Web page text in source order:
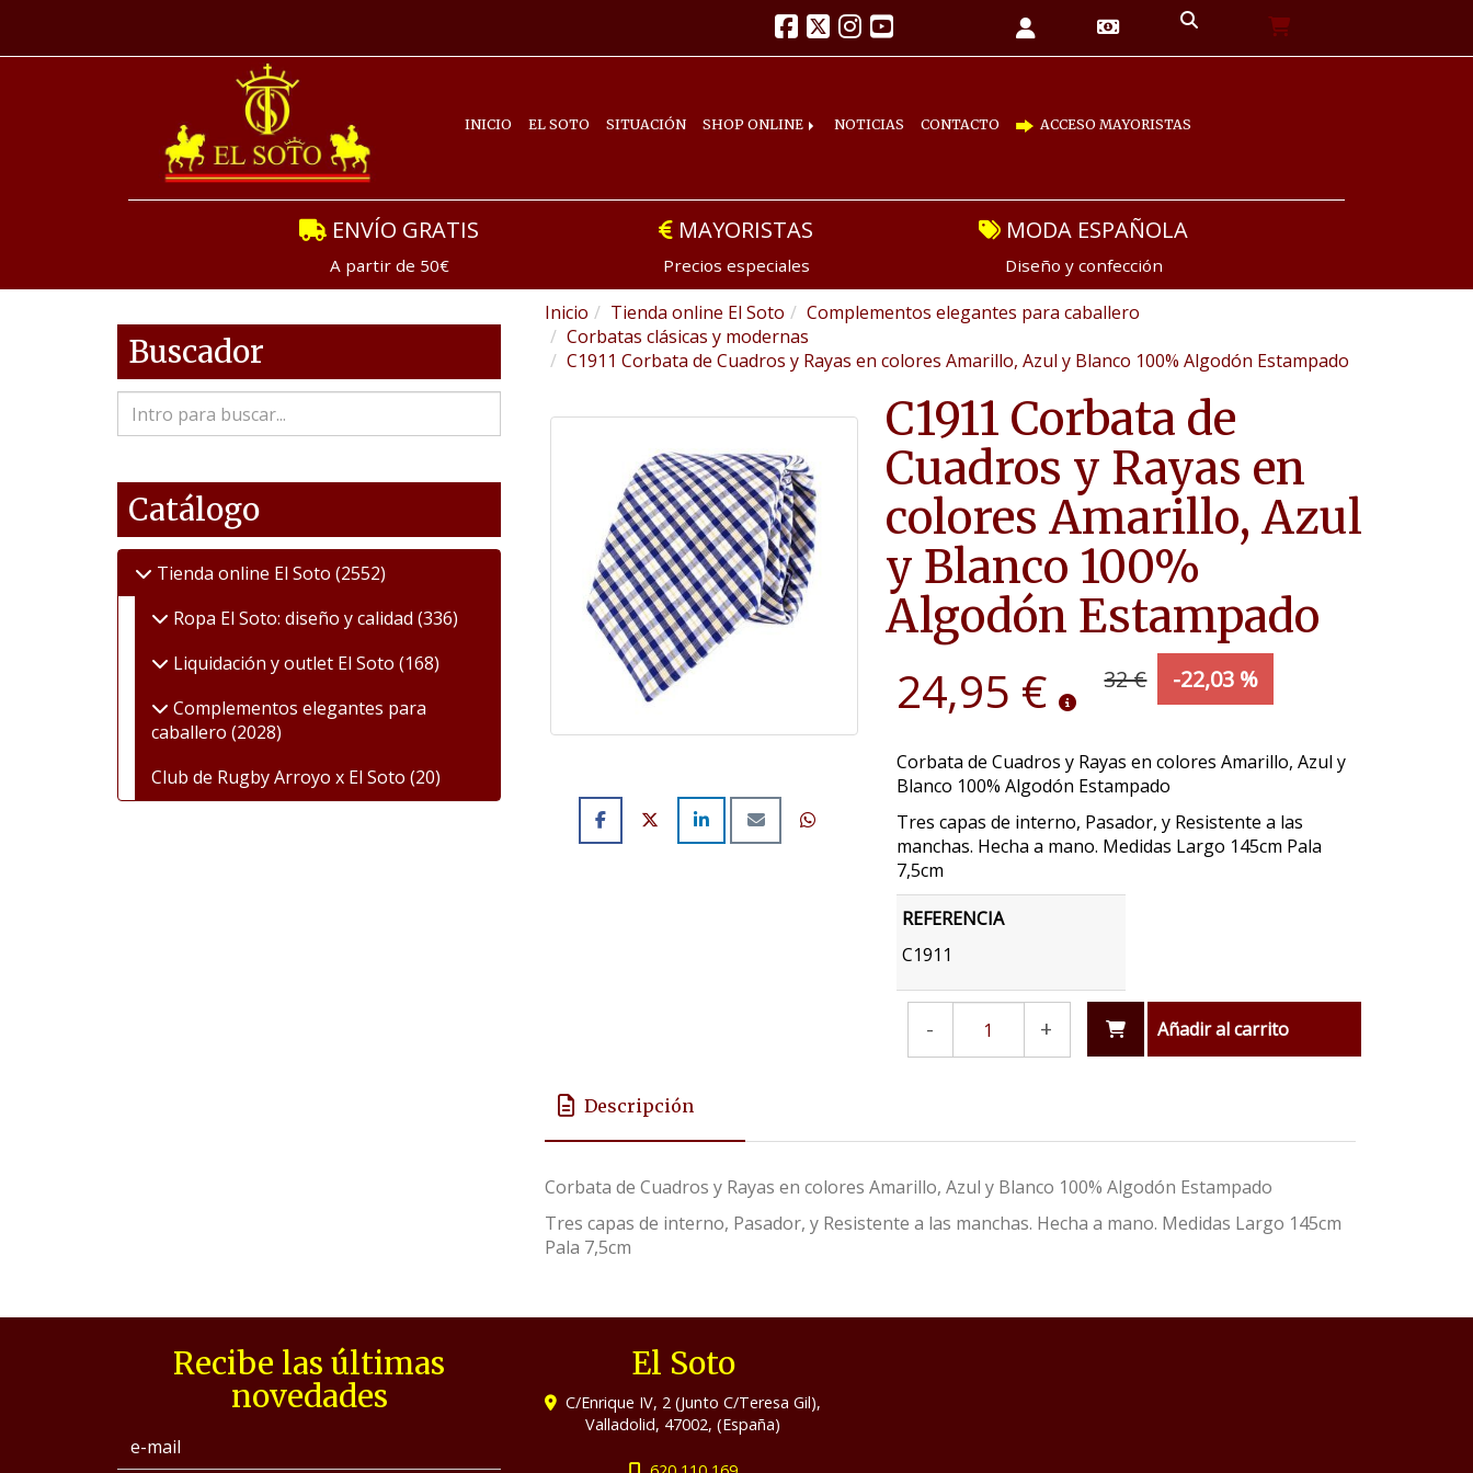
INICIO EL SOTO SITUACIÓN SHOP ONLINE NOTICIAS CONTACTO ACCESO MAYORISTAS
ENVÍO GRATIS
A partir de 50€
MAYORISTAS
Precios especiales
MODA ESPAÑOLA
Diseño y confección
Inicio Tienda online El Soto
Complementos elegantes para caballero
Corbatas clásicas y modernas
C1911 Corbata de Cuadros y Rayas en colores Amarillo, Azul y Blanco 100% Algodón Estampado
C1911 Corbata de
Cuadros y Rayas en
colores Amarillo, Azul
y Blanco 100%
Algodón Estampado
24,95 € 32 € -22,03 %
Corbata de Cuadros y Rayas en colores Amarillo, Azul y
Blanco 100% Algodón Estampado
Tres capas de interno, Pasador, y Resistente a las
manchas. Hecha a mano. Medidas Largo 145cm Pala
7,5cm
REFERENCIA
C1911
- + Añadir al carrito
Descripción
Corbata de Cuadros y Rayas en colores Amarillo, Azul y Blanco 100% Algodón Estampado
Tres capas de interno, Pasador, y Resistente a las manchas. Hecha a mano. Medidas Largo 145cm
Pala 7,5cm
Buscador
Catálogo
Tienda online El Soto (2552)
Ropa El Soto: diseño y calidad (336)
Liquidación y outlet El Soto (168)
Complementos elegantes para
caballero (2028)
Club de Rugby Arroyo x El Soto (20)
Recibe las últimas
novedades
El Soto
C/Enrique IV, 2 (Junto C/Teresa Gil),
Valladolid, 47002,(España)